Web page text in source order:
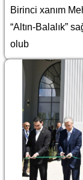
Birinci xanım
“Altın-Balalık”
olub